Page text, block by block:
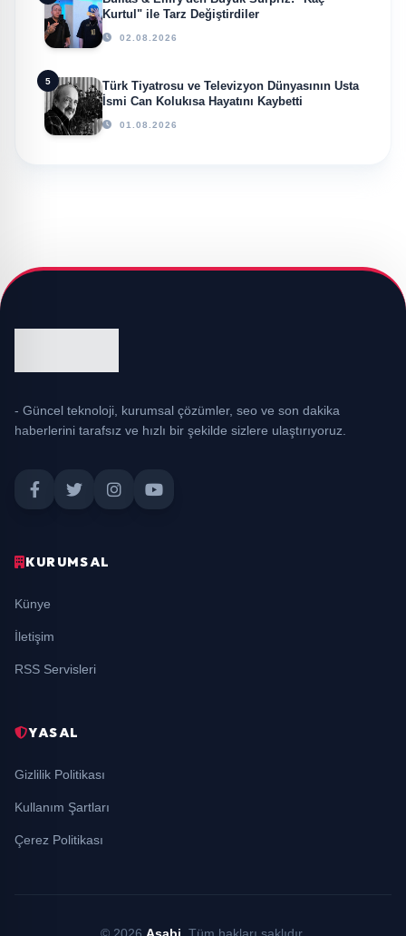
Kurtul" ile Tarz Değiştirdiler
02.08.2026
5
Türk Tiyatrosu ve Televizyon Dünyasının Usta
İsmi Can Kolukısa Hayatını Kaybetti
01.08.2026
- Güncel teknoloji, kurumsal çözümler, seo ve son dakika
haberlerini tarafsız ve hızlı bir şekilde sizlere ulaştırıyoruz.
KURUMSAL
Künye
İletişim
RSS Servisleri
YASAL
Gizlilik Politikası
Kullanım Şartları
Çerez Politikası